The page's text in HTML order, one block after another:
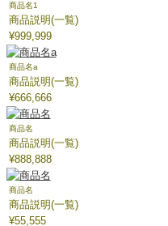
商品名1
商品説明(一覧)
¥999,999
商品名a
商品説明(一覧)
¥666,666
商品名
商品説明(一覧)
¥888,888
商品名
商品説明(一覧)
¥55,555